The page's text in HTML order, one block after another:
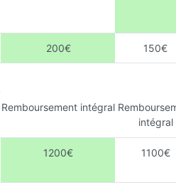
200€ 150€
Remboursement intégral
intégral
1200€ 1100€